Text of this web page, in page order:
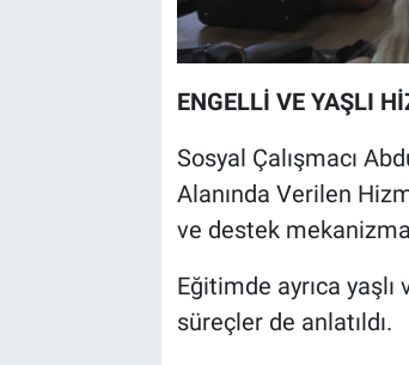
ENGELLİ VE YAŞLI
Sosyal Çalışmacı
Alanında Verilen
ve destek
Eğitimde ayrıca
süreçler de anlatıldı.